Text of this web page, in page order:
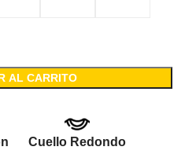
AL CARRITO
Cuello Redondo